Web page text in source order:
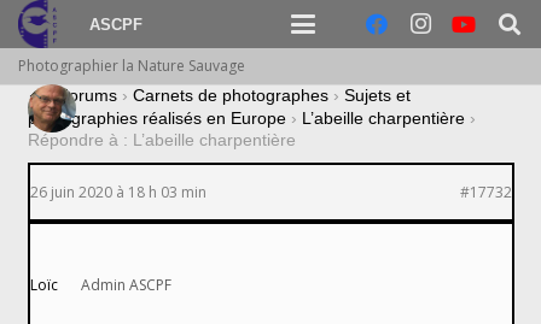
ASCPF
Photographier la Nature Sauvage
› Forums › Carnets de photographes › Sujets et
photographies réalisés en Europe › L’abeille charpentière ›
Répondre à : L’abeille charpentière
26 juin 2020 à 18 h 03 min #17732
Loïc Admin ASCPF